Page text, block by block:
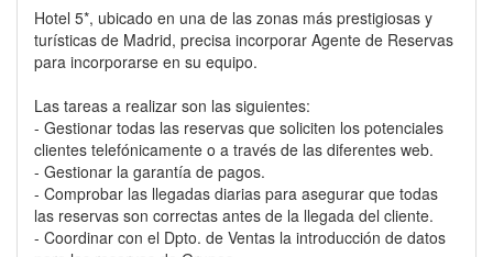
Hotel 5*, ubicado en una de las zonas más prestigiosas y
turísticas de Madrid, precisa incorporar Agente de Reservas
para incorporarse en su equipo.
Las tareas a realizar son las siguientes:
- Gestionar todas las reservas que soliciten los potenciales
clientes telefónicamente o a través de las diferentes web.
- Gestionar la garantía de pagos.
- Comprobar las llegadas diarias para asegurar que todas
las reservas son correctas antes de la llegada del cliente.
- Coordinar con el Dpto. de Ventas la introducción de datos